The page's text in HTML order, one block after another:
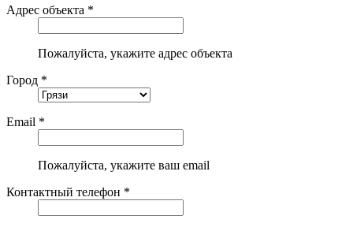
Адрес объекта *
Пожалуйста, укажите адрес объекта
Город *
Email *
Пожалуйста, укажите ваш email
Контактный телефон *